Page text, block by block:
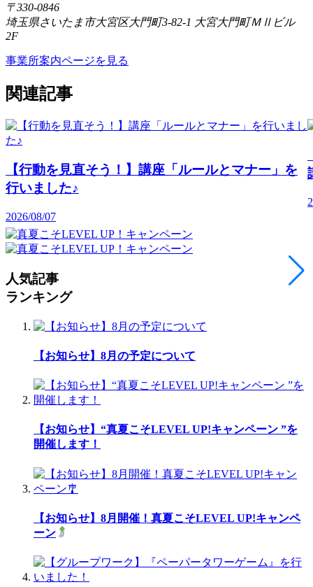
〒330-0846
埼玉県さいたま市大宮区大門町3-82-1 大宮大門町ＭⅡビル
2F
事業所案内ページを見る
関連記事
【行動を見直そう！】講座「ルールとマナー」を
行いました♪
2026/08/07
人気記事
ランキング
【お知らせ】8月の予定について
【お知らせ】“真夏こそLEVEL UP!キャンペーン ”を
開催します！
【お知らせ】8月開催！真夏こそLEVEL UP!キャンペ
ーン